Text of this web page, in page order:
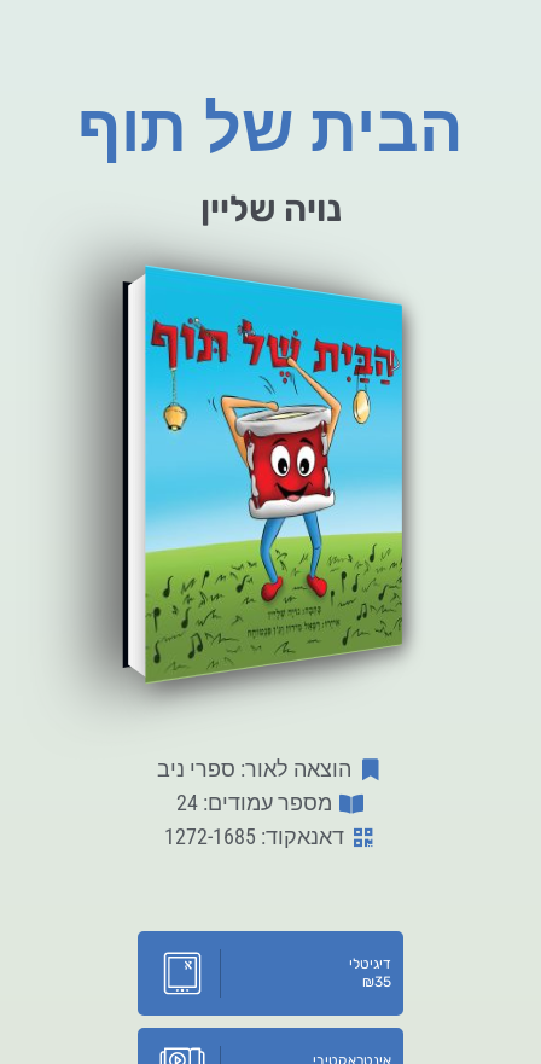
הבית של תוף
נויה שליין
הוצאה לאור: ספרי ניב
מספר עמודים: 24
דאנאקוד: 1272-1685
דיגיטלי
₪35
אינטראקטיבי